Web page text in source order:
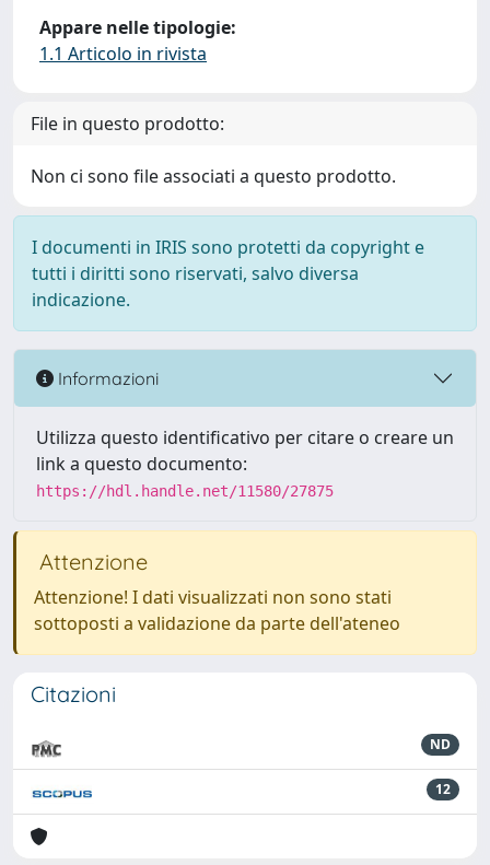
Appare nelle tipologie:
1.1 Articolo in rivista
File in questo prodotto:
Non ci sono file associati a questo prodotto.
I documenti in IRIS sono protetti da copyright e
tutti i diritti sono riservati, salvo diversa
indicazione.
Informazioni
Utilizza questo identificativo per citare o creare un
link a questo documento:
https://hdl.handle.net/11580/27875
Attenzione
Attenzione! I dati visualizzati non sono stati
sottoposti a validazione da parte dell'ateneo
Citazioni
ND
12